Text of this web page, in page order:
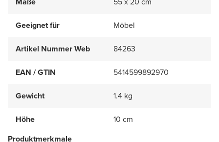
Geeignet für Möbel
Artikel Nummer Web 84263
EAN / GTIN 5414599892970
Gewicht 1.4 kg
Höhe
10 cm
Produktmerkmale